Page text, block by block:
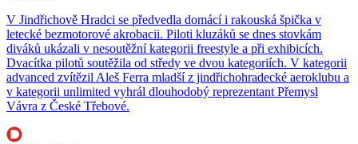
V Jindřichově Hradci se předvedla domácí i rakouská špička v
letecké bezmotorové akrobacii. Piloti kluzáků se dnes stovkám
diváků ukázali v nesoutěžní kategorii freestyle a při exhibicích.
Dvacítka pilotů soutěžila od středy ve dvou kategoriích. V kategorii
advanced zvítězil Aleš Ferra mladší z jindřichohradecké aeroklubu a
v kategorii unlimited vyhrál dlouhodobý reprezentant Přemysl
Vávra z České Třebové.